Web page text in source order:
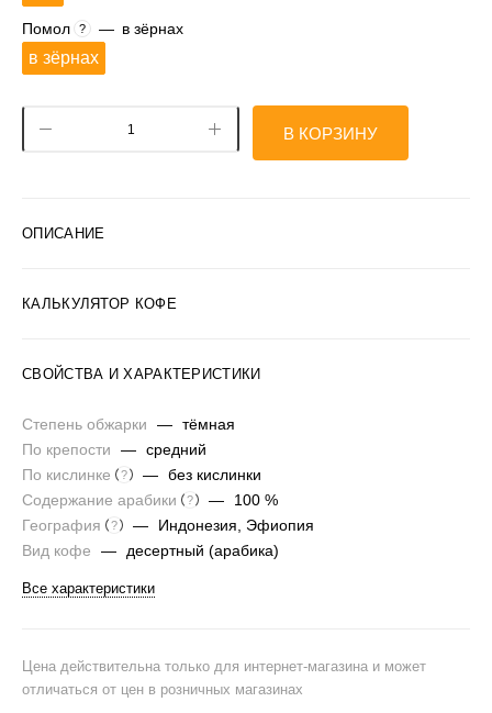
Помол ? — в зёрнах
в зёрнах
В КОРЗИНУ
ОПИСАНИЕ
КАЛЬКУЛЯТОР КОФЕ
СВОЙСТВА И ХАРАКТЕРИСТИКИ
Степень обжарки — тёмная
По крепости
— средний
По кислинке
? — без кислинки
Содержание арабики
? —
100 %
География
? —
Индонезия, Эфиопия
Вид кофе
— десертный (арабика)
Все характеристики
Цена действительна только для интернет-магазина и может
отличаться от цен в розничных магазинах